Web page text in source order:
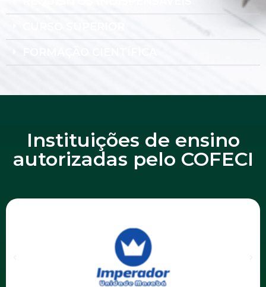
Instituições de ensino
autorizadas pelo COFECI